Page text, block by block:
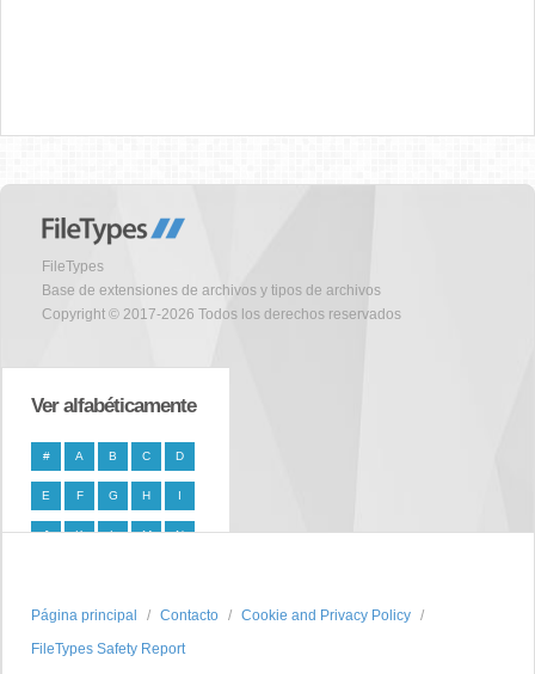
FileTypes
Base de extensiones de archivos y tipos de archivos
Copyright © 2017-2026 Todos los derechos reservados
Ver alfabéticamente
# A B C D
E F G H I
J K L M N
T U V W X
Y Z
Página principal Contacto
Cookie and Privacy Policy
FileTypes Safety Report